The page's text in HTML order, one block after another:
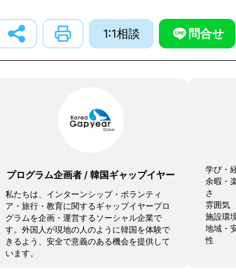
1:1相談 問合せ
プログラム企画者 / 韓国ギャップイヤー
私たちは、インターンシップ・ボランティ
ア・旅行・教育に関するギャップイヤープロ
グラムを企画・運営するソーシャル企業で
す。外国人が現地の人のように韓国を体験で
きるよう、安全で意義のある機会を提供して
います。
学び・
余暇・
さ
雰囲気
施設環
地域・
性